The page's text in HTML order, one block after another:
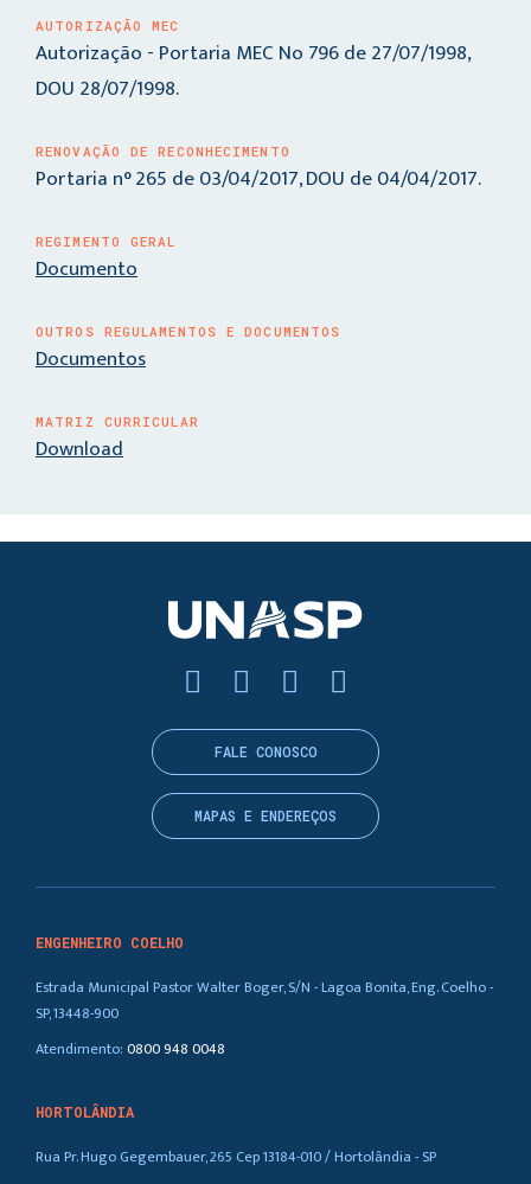
AUTORIZAÇÃO MEC
Autorização - Portaria MEC No 796 de 27/07/1998,
DOU 28/07/1998.
RENOVAÇÃO DE RECONHECIMENTO
Portaria n° 265 de 03/04/2017, DOU de 04/04/2017.
REGIMENTO GERAL
Documento
OUTROS REGULAMENTOS E DOCUMENTOS
Documentos
MATRIZ CURRICULAR
Download
ENGENHEIRO COELHO
Estrada Municipal Pastor Walter Boger, S/N - Lagoa Bonita, Eng. Coelho -
SP, 13448-900
Atendimento:0800 948 0048
HORTOLÂNDIA
Rua Pr. Hugo Gegembauer, 265 Cep 13184-010 / Hortolândia - SP
FALE CONOSCO
MAPAS E ENDEREÇOS